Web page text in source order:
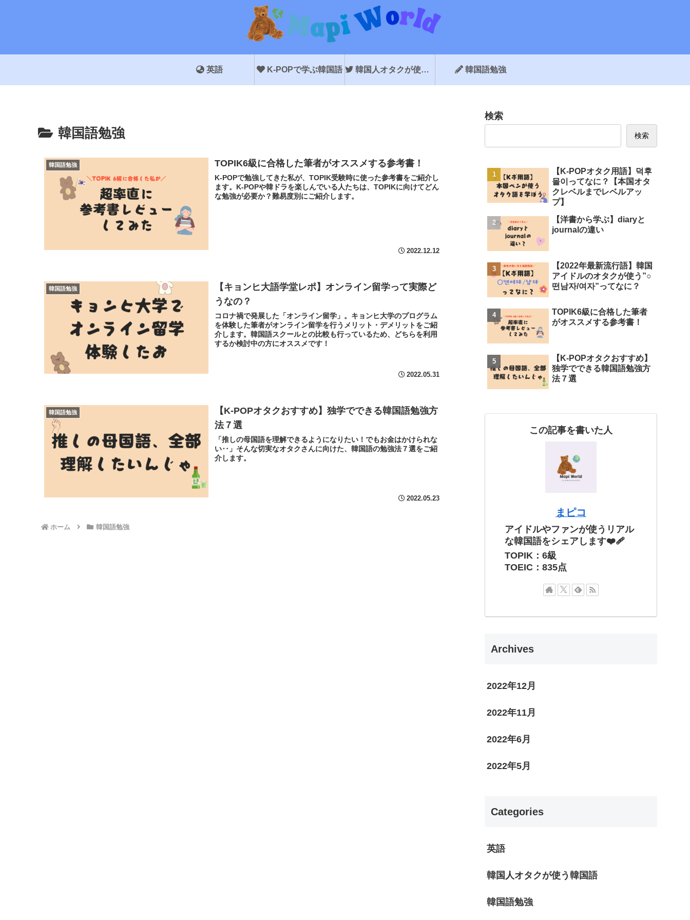
英語 K-POPで学ぶ韓国語 韓国人オタクが使う韓国語 韓国語勉強
韓国語勉強
韓国語勉強 TOPIK6級に合格した筆者がオススメする参考書！
K-POPで勉強してきた私が、TOPIK受験時に使った参考書をご紹介し
ます。K-POPや韓ドラを楽しんでいる人たちは、TOPIKに向けてどん
な勉強が必要か？難易度別にご紹介します。
2022.12.12
韓国語勉強
【キョンヒ大語学堂レポ】オンライン留学って実際ど
うなの？
コロナ禍で発展した「オンライン留学」。キョンヒ大学のプログラム
を体験した筆者がオンライン留学を行うメリット・デメリットをご紹
介します。韓国語スクールとの比較も行っているため、どちらを利用
するか検討中の方にオススメです！
2022.05.31
韓国語勉強
【K-POPオタクおすすめ】独学でできる韓国語勉強方
法７選
「推しの母国語を理解できるようになりたい！でもお金はかけられな
い‥」そんな切実なオタクさんに向けた、韓国語の勉強法７選をご紹
介します。
2022.05.23
ホーム 韓国語勉強
検索
検索
【K-POPオタク用語】덕후
몰이ってなに？【本国オタ
クレベルまでレベルアッ
プ】
【洋書から学ぶ】diaryと
journalの違い
【2022年最新流行語】韓国
アイドルのオタクが使う”○
떤남자/여자”ってなに？
TOPIK6級に合格した筆者
がオススメする参考書！
【K-POPオタクおすすめ】
独学でできる韓国語勉強方
法７選
この記事を書いた人
まピコ
アイドルやファンが使うリアル
な韓国語をシェアします❤️‍🩹
TOPIK：6級
TOEIC：835点
Archives
2022年12月
2022年11月
2022年6月
2022年5月
Categories
英語
韓国人オタクが使う韓国語
韓国語勉強